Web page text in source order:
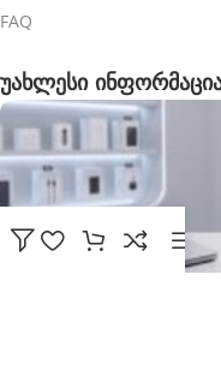
FAQ
უახლესი